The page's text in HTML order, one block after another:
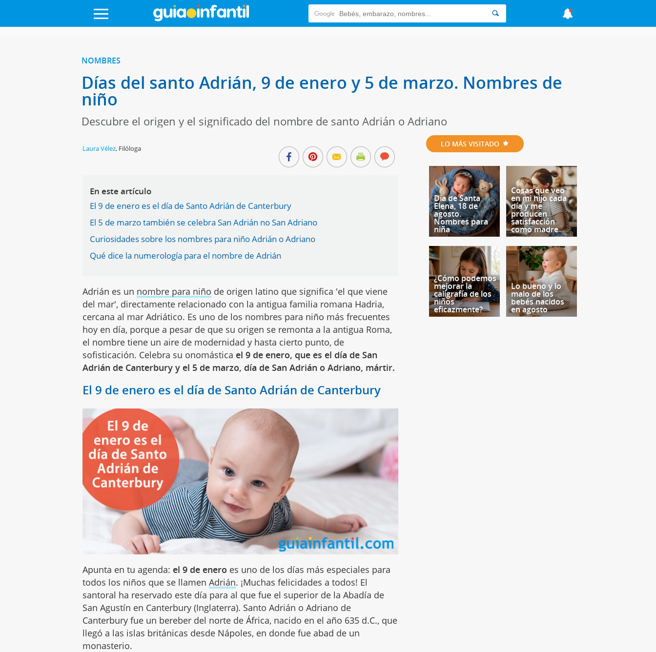
NOMBRES
Días del santo Adrián, 9 de enero y 5 de marzo. Nombres de
niño
Descubre el origen y el significado del nombre de santo Adrián o Adriano
Laura Vélez, Filóloga
En este artículo
El 9 de enero es el día de Santo Adrián de Canterbury
El 5 de marzo también se celebra San Adrián no San Adriano
Curiosidades sobre los nombres para niño Adrián o Adriano
Qué dice la numerología para el nombre de Adrián
Adrián es un nombre para niño de origen latino que significa 'el que viene
del mar', directamente relacionado con la antigua familia romana Hadria,
cercana al mar Adriático. Es uno de los nombres para niño más frecuentes
hoy en día, porque a pesar de que su origen se remonta a la antigua Roma,
el nombre tiene un aire de modernidad y hasta cierto punto, de
sofisticación. Celebra su onomástica el 9 de enero, que es el día de San
Adrián de Canterbury y el 5 de marzo, día de San Adrián o Adriano, mártir.
El 9 de enero es el día de Santo Adrián de Canterbury
Apunta en tu agenda: el 9 de enero es uno de los días más especiales para
todos los niños que se llamenAdrián. ¡Muchas felicidades a todos! El
santoral ha reservado este día para al que fue el superior de la Abadía de
San Agustín en Canterbury (Inglaterra). Santo Adrián o Adriano de
Canterbury fue un bereber del norte de África, nacido en el año 635 d.C., que
llegó a las islas británicas desde Nápoles, en donde fue abad de un
monasterio.
LO MÁS VISITADO
Día de Santa
Elena, 18 de
agosto.
Nombres para
niña
Cosas que veo
en mi hijo cada
día y me
producen
satisfacción
como madre
¿Cómo podemos
mejorar la
caligrafía de los
niños
eficazmente?
Lo bueno y lo
malo de los
bebés nacidos
en agosto